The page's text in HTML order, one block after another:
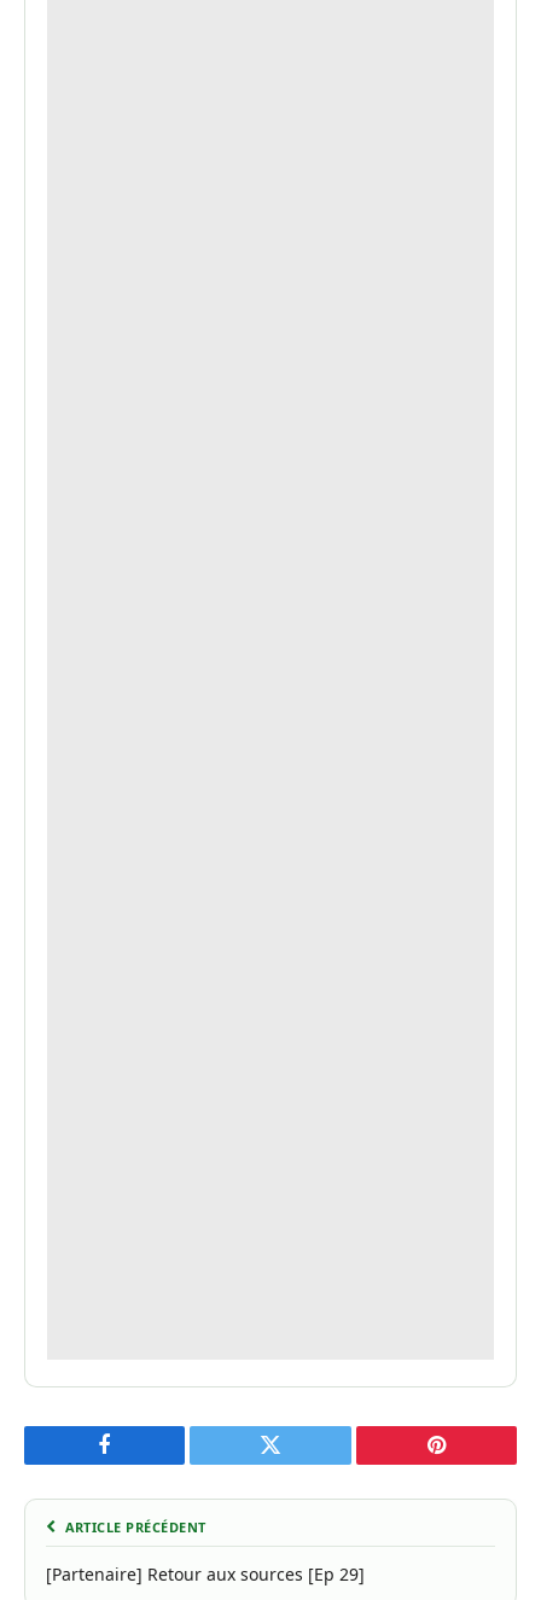
Facebook Twitter Pinterest
ARTICLE PRÉCÉDENT
[Partenaire] Retour aux sources [Ep 29]